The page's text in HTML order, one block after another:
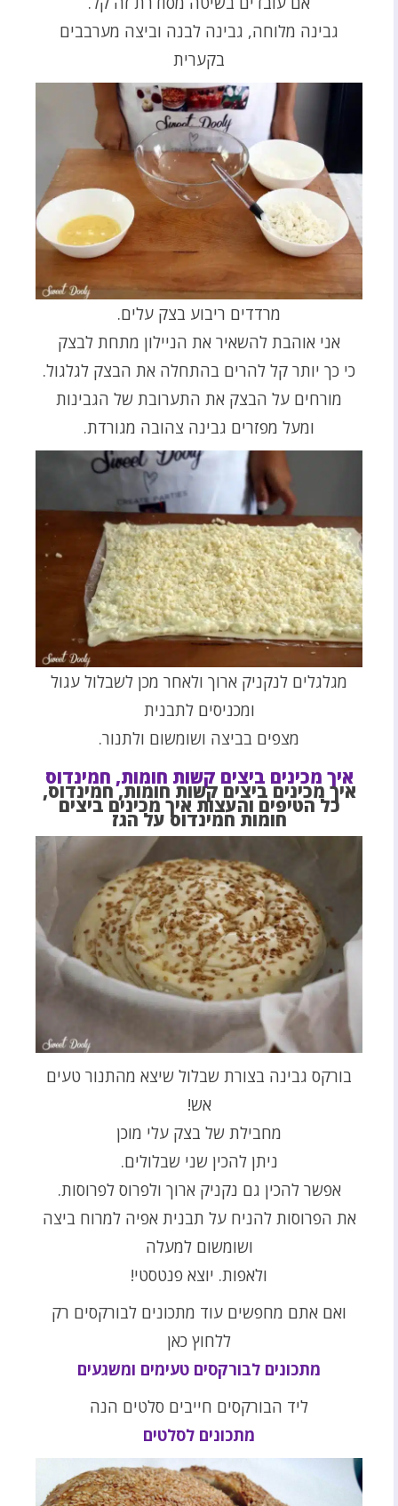
גבינה מלוחה, גבינה לבנה וביצה מערבבים
בקערית
מרדדים ריבוע בצק עלים.
אני אוהבת להשאיר את הניילון מתחת לבצק
כי כך יותר קל להרים בהתחלה את הבצק לגלגול.
מורחים על הבצק את התערובת של הגבינות
ומעל מפזרים גבינה צהובה מגורדת.
מגלגלים לנקניק ארוך ולאחר מכן לשבלול עגול
ומכניסים לתבנית
מצפים בביצה ושומשום ולתנור.
איך מכינים ביצים קשות חומות, חמינדוס
איך מכינים ביצים קשות חומות, חמינדוס,
כל הטיפים והעצות איך מכינים ביצים
חומות חמינדוס על הגז
בורקס גבינה בצורת שבלול שיצא מהתנור טעים
אש!
מחבילת של בצק עלי מוכן
ניתן להכין שני שבלולים.
אפשר להכין גם נקניק ארוך ולפרוס לפרוסות.
את הפרוסות להניח על תבנית אפיה למרוח ביצה
ושומשום למעלה
ולאפות. יוצא פנטסטי!
ואם אתם מחפשים עוד מתכונים לבורקסים רק
ללחוץ כאן
מתכונים לבורקסים טעימים ומשגעים
ליד הבורקסים חייבים סלטים הנה
מתכונים לסלטים